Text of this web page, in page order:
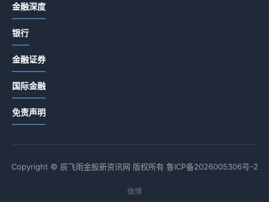
金融深度
银行
金融证券
国际金融
免责声明
Copyright © 辰飞雨金股新资讯网 版权所有 鲁ICP备2026005306号-2
微博